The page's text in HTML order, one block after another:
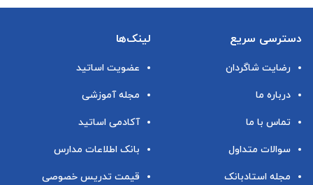
دسترسی سریع
رضایت شاگردان
درباره ما
تماس با ما
سوالات متداول
مجله استادبانک
لینک‌ها
عضویت اساتید
مجله آموزشی
آکادمی اساتید
بانک اطلاعات مدارس
قیمت تدریس خصوصی